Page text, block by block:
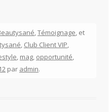
,Témoignage, et
, Club Client VIP,
, mag, opportunité,
par admin.